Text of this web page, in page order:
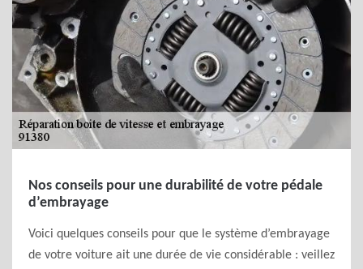
Nos conseils pour une durabilité de votre pédale
d’embrayage
Voici quelques conseils pour que le système d’embrayage
de votre voiture ait une durée de vie considérable : veillez